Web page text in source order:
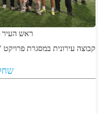
ראש העיר
קבוצה עירונית במסגרת